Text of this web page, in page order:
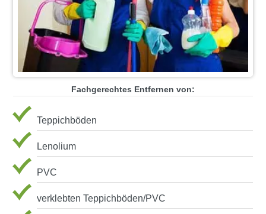
Fachgerechtes Entfernen von:
Teppichböden
Lenolium
PVC
verklebten Teppichböden/PVC